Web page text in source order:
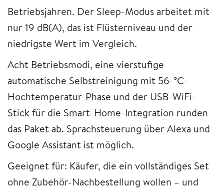
Betriebsjahren. Der Sleep-Modus arbeitet mit
nur 19 dB(A), das ist Flüsterniveau und der
niedrigste Wert im Vergleich.
Acht Betriebsmodi, eine vierstufige
automatische Selbstreinigung mit 56-°C-
Hochtemperatur-Phase und der USB-WiFi-
Stick für die Smart-Home-Integration runden
das Paket ab. Sprachsteuerung über Alexa und
Google Assistant ist möglich.
Geeignet für: Käufer, die ein vollständiges Set
ohne Zubehör-Nachbestellung wollen – und